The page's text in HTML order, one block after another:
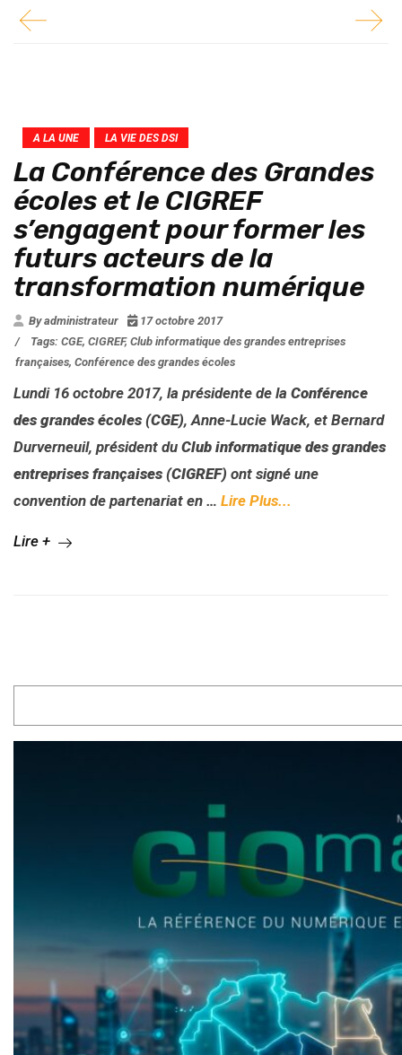
A LA UNE LA VIE DES DSI
La Conférence des Grandes
écoles et le CIGREF
s’engagent pour former les
futurs acteurs de la
transformation numérique
By administrateur
17 octobre 2017
/
Tags: CGE, CIGREF, Club informatique des grandes entreprises
françaises, Conférence des grandes écoles
Lundi 16 octobre 2017, la présidente de la Conférence
des grandes écoles (CGE), Anne-Lucie Wack, et Bernard
Durverneuil, président du Club informatique des grandes
entreprises françaises (CIGREF) ont signé une
convention de partenariat en … Lire Plus...
Lire +